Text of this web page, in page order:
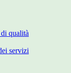
qualità
servizi